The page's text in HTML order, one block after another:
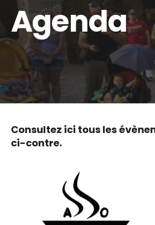
Agenda
Consultez ici tous les
ci-contre.